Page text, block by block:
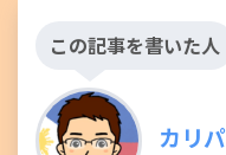
この記事を書いた人
カリ